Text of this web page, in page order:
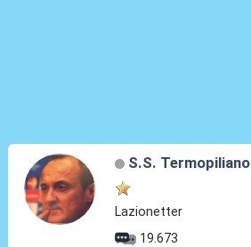
S.S. Termopiliano
Lazionetter
19.673